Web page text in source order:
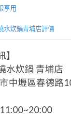
享用
水炊鍋青埔店評價
】
水炊鍋 青埔店
中壢區春德路